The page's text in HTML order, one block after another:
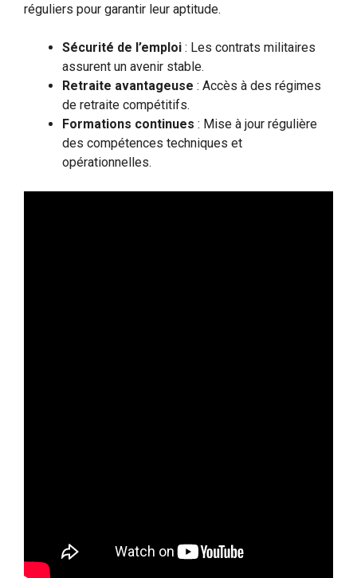
réguliers pour garantir leur aptitude.
Sécurité de l’emploi : Les contrats militaires
assurent un avenir stable.
Retraite avantageuse : Accès à des régimes
de retraite compétitifs.
Formations continues : Mise à jour régulière
des compétences techniques et
opérationnelles.